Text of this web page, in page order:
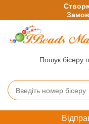
Пошук бісеру